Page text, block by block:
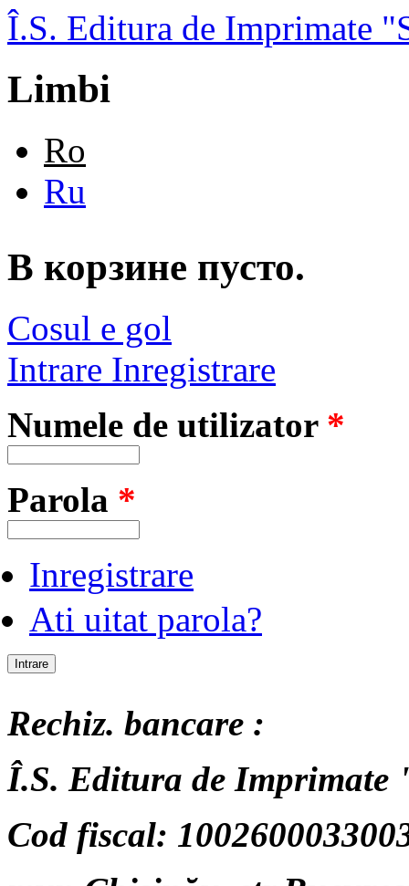
Skip to main content
Î.S. Editura de Imprimate
Limbi
Ro
Ru
В корзине пусто.
Cosul e gol
Intrare Inregistrare
Numele de utilizator *
Parola *
Inregistrare
Ati uitat parola?
Rechiz. bancare :
Î.S. Editura de Imprimate
Cod fiscal: